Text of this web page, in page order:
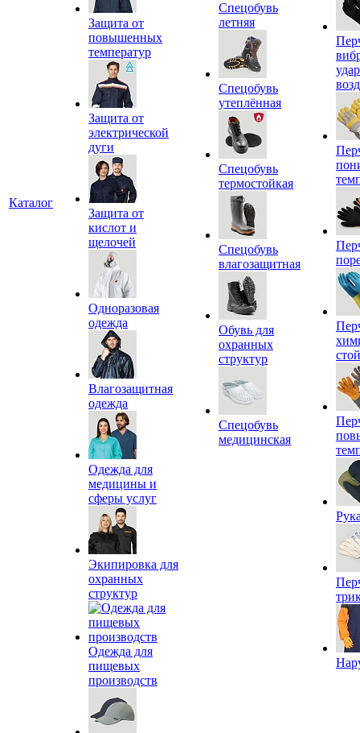
Каталог
Защита от
повышенных
температур
Защита от
электрической
дуги
Защита от
кислот и
щелочей
Одноразовая
одежда
Влагозащитная
одежда
Одежда для
медицины и
сферы услуг
Экипировка для
охранных
структур
Одежда для
пищевых
производств
Спецобувь
летняя
Спецобувь
утеплённая
Спецобувь
термостойкая
Спецобувь
влагозащитная
Обувь для
охранных
структур
Спецобувь
медицинская